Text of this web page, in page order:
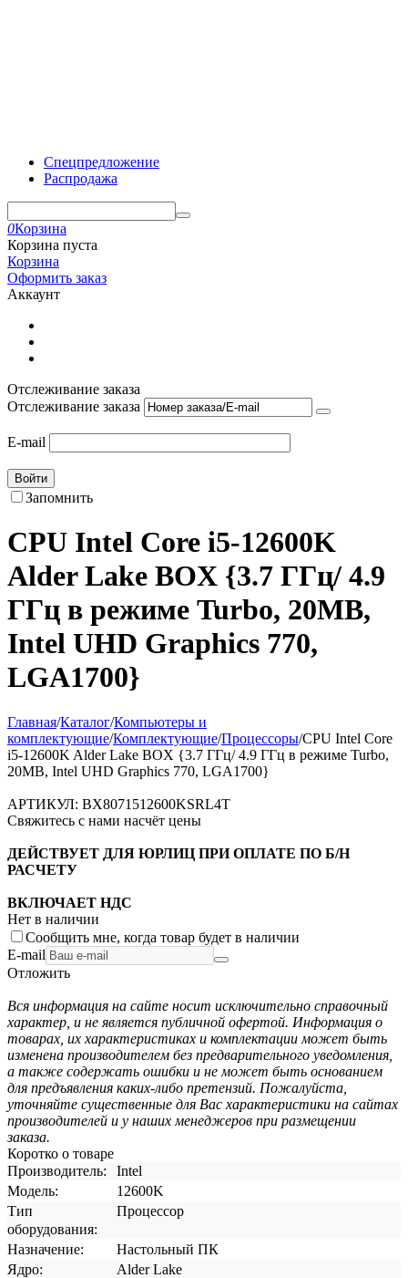
Спецпредложение
Распродажа
0Корзина
Корзина пуста
Корзина
Оформить заказ
Аккаунт
Отслеживание заказа
Отслеживание заказа
E-mail
Войти
Запомнить
CPU Intel Core i5-12600K
Alder Lake BOX {3.7 ГГц/ 4.9
ГГц в режиме Turbo, 20MB,
Intel UHD Graphics 770,
LGA1700}
Главная/Каталог/Компьютеры и
комплектующие/Комплектующие/Процессоры/CPU Intel Core
i5-12600K Alder Lake BOX {3.7 ГГц/ 4.9 ГГц в режиме Turbo,
20MB, Intel UHD Graphics 770, LGA1700}
АРТИКУЛ: BX8071512600KSRL4T
Свяжитесь с нами насчёт цены
ДЕЙСТВУЕТ ДЛЯ ЮРЛИЦ ПРИ ОПЛАТЕ ПО Б/Н
РАСЧЕТУ
ВКЛЮЧАЕТ НДС
Нет в наличии
Сообщить мне, когда товар будет в наличии
E-mail
Отложить
Вся информация на сайте носит исключительно справочный
характер, и не является публичной офертой. Информация о
товарах, их характеристиках и комплектации может быть
изменена производителем без предварительного уведомления,
а также содержать ошибки и не может быть основанием
для предъявления каких-либо претензий. Пожалуйста,
уточняйте существенные для Вас характеристики на сайтах
производителей и у наших менеджеров при размещении
заказа.
Коротко о товаре
Производитель:
Intel
Модель:
12600K
Тип
оборудования:
Процессор
Назначение:
Настольный ПК
Ядро:
Alder Lake